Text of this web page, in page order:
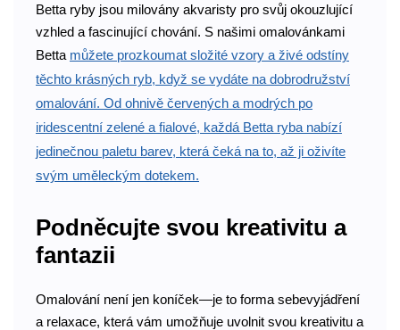
Betta ryby jsou milovány akvaristy pro svůj okouzlující
vzhled a fascinující chování. S našimi omalovánkami
Betta můžete prozkoumat složité vzory a živé odstíny
těchto krásných ryb, když se vydáte na dobrodružství
omalování. Od ohnivě červených a modrých po
iridescentní zelené a fialové, každá Betta ryba nabízí
jedinečnou paletu barev, která čeká na to, až ji oživíte
svým uměleckým dotekem.
Podněcujte svou kreativitu a
fantazii
Omalování není jen koníček—je to forma sebevyjádření
a relaxace, která vám umožňuje uvolnit svou kreativitu a